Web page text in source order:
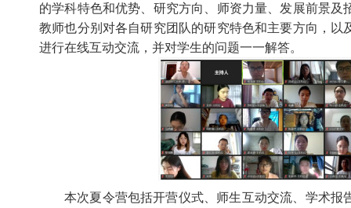
的学科特色和优势、研究方向、师资力量、发展前景
教师也分别对各自研究团队的研究特色和主要方向，
进行在线互动交流，并对学生的问题一一解答。
本次夏令营包括开营仪式、师生互动交流、学术